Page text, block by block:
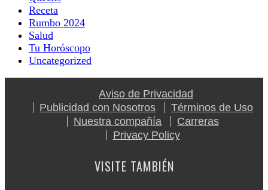
Receta
Rumbo 2024
Salud
Tu Horóscopo
Uncategorized
Aviso de Privacidad
Publicidad con Nosotros
Términos de Uso
Nuestra compañía
Carreras
Privacy Policy
VISITE TAMBIÉN